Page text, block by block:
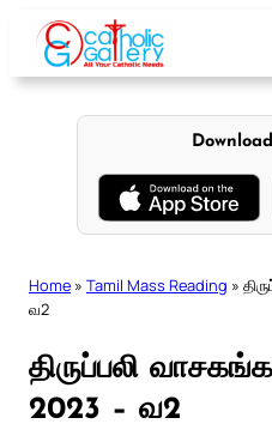
content
Home » Tamil Mass Reading »
வ2
திருப்பலி
2023 – வ2